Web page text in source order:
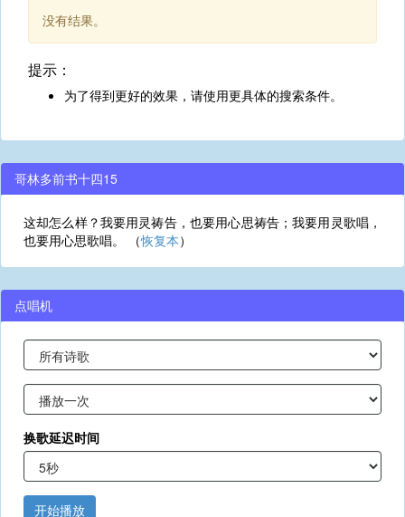
没有结果。
提示：
为了得到更好的效果，请使用更具体的搜索条件。
哥林多前书十四15
这却怎么样？我要用灵祷告，也要用心思祷告；我要用灵歌唱，
也要用心思歌唱。 （恢复本）
点唱机
换歌延迟时间
开始播放